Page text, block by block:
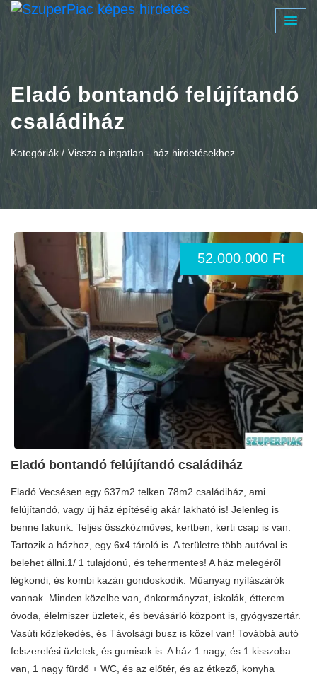
Eladó bontandó felújítandó
családiház
Kategóriák / Vissza a ingatlan - ház hirdetésekhez
52.000.000 Ft
Eladó bontandó felújítandó családiház
Eladó Vecsésen egy 637m2 telken 78m2 családiház, ami
felújítandó, vagy új ház építéséig akár lakható is! Jelenleg is
benne lakunk. Teljes összközműves, kertben, kerti csap is van.
Tartozik a házhoz, egy 6x4 tároló is. A területre több autóval is
belehet állni.1/ 1 tulajdonú, és tehermentes! A ház melegéről
légkondi, és kombi kazán gondoskodik. Műanyag nyílászárók
vannak. Minden közelbe van, önkormányzat, iskolák, étterem
óvoda, élelmiszer üzletek, és bevásárló központ is, gyógyszertár.
Vasúti közlekedés, és Távolsági busz is közel van! Továbbá autó
felszerelési üzletek, és gumisok is. A ház 1 nagy, és 1 kisszoba
van, 1 nagy fürdő + WC, és az előtér, és az étkező, konyha